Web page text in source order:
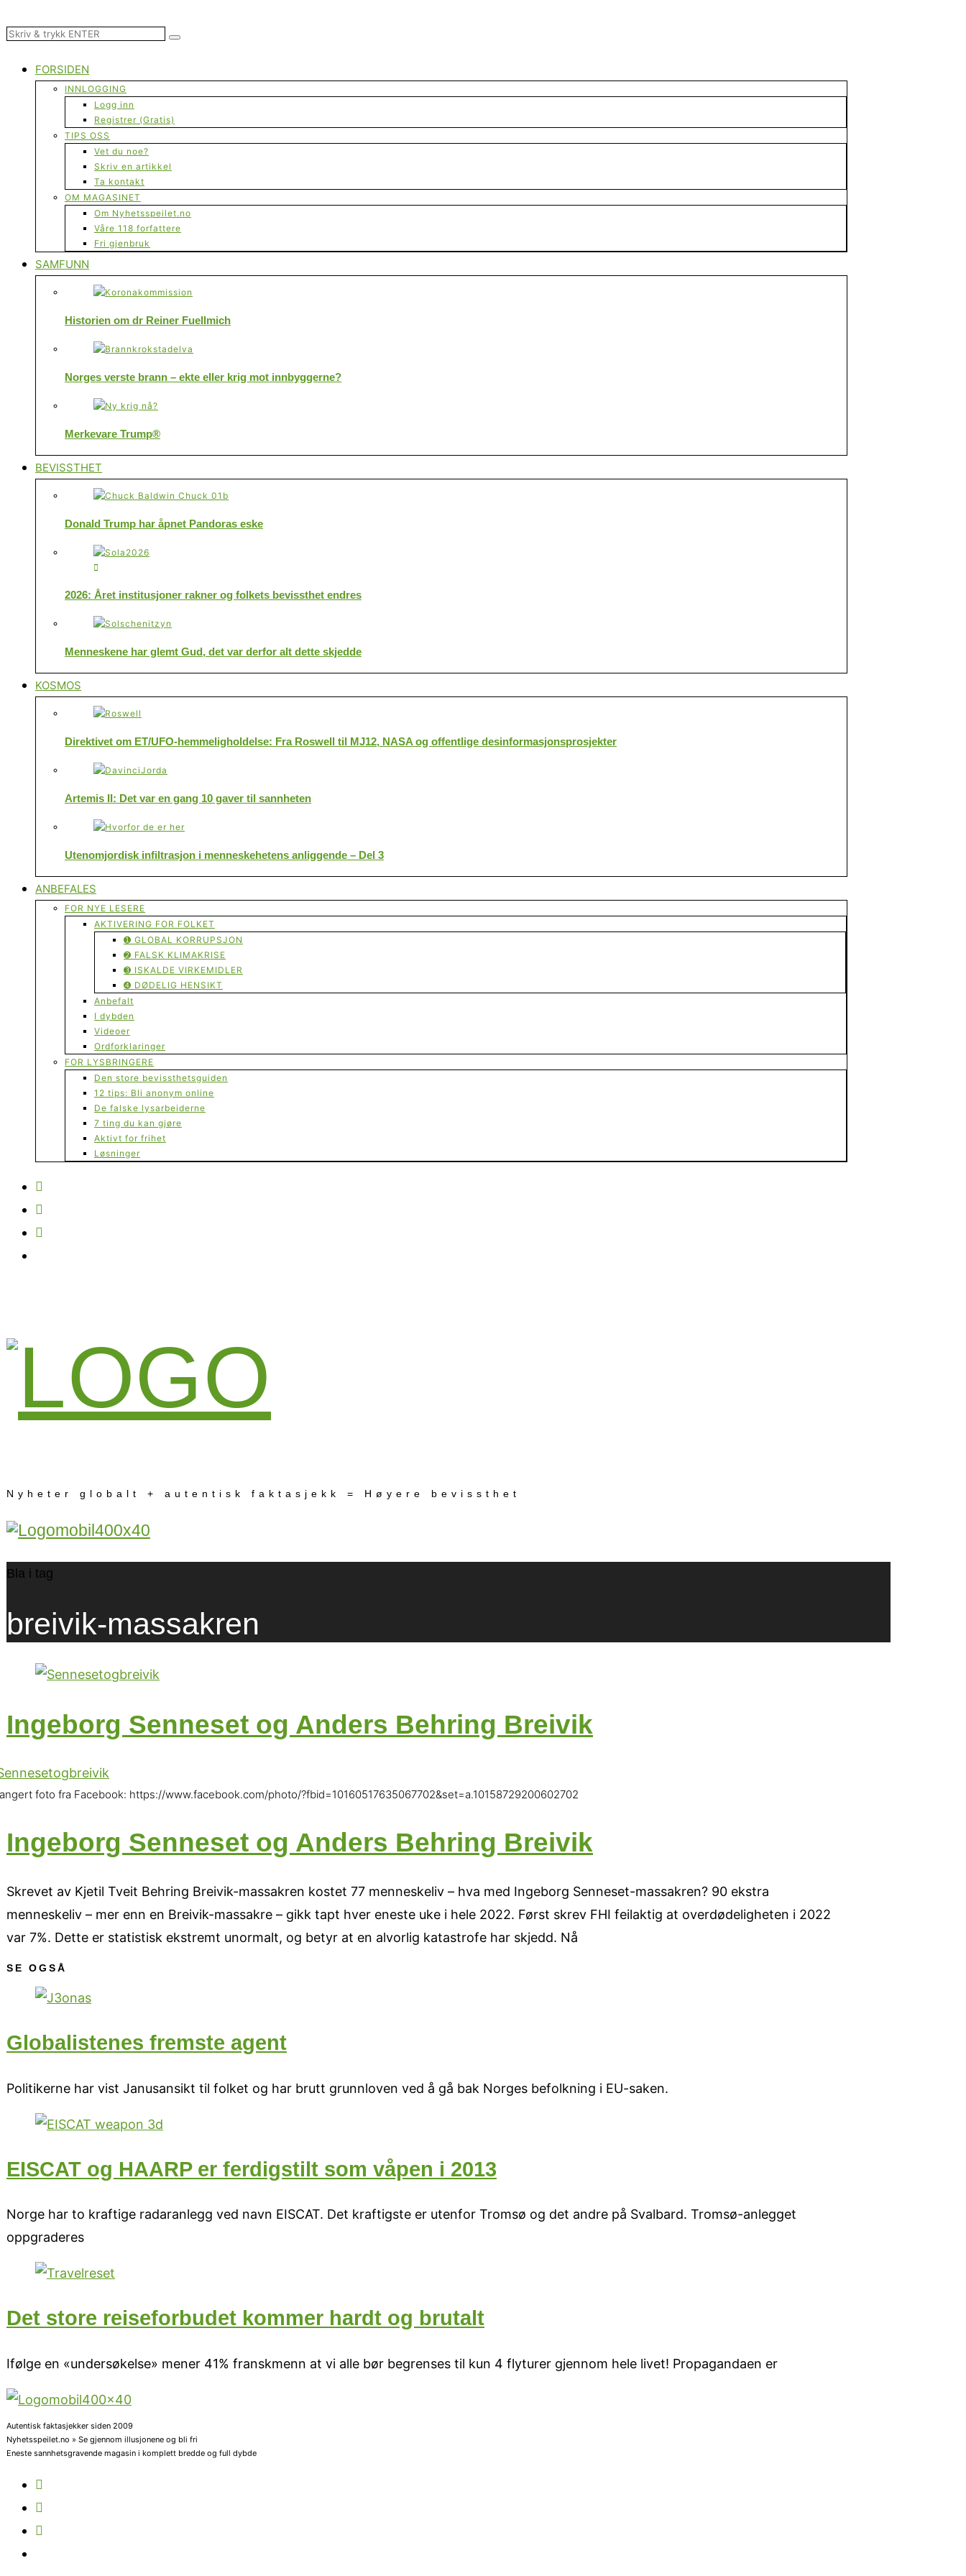
FORSIDEN
INNLOGGING
Logg inn
Registrer (Gratis)
TIPS OSS
Vet du noe?
Skriv en artikkel
Ta kontakt
OM MAGASINET
Om Nyhetsspeilet.no
Våre 118 forfattere
Fri gjenbruk
SAMFUNN
Historien om dr Reiner Fuellmich
Norges verste brann – ekte eller krig mot innbyggerne?
Merkevare Trump®
BEVISSTHET
Donald Trump har åpnet Pandoras eske
2026: Året institusjoner rakner og folkets bevissthet endres
Menneskene har glemt Gud, det var derfor alt dette skjedde
KOSMOS
Direktivet om ET/UFO-hemmeligholdelse: Fra Roswell til MJ12, NASA og offentlige desinformasjonsprosjekter
Artemis II: Det var en gang 10 gaver til sannheten
Utenomjordisk infiltrasjon i menneskehetens anliggende – Del 3
ANBEFALES
FOR NYE LESERE
AKTIVERING FOR FOLKET
➊ GLOBAL KORRUPSJON
➋ FALSK KLIMAKRISE
➌ ISKALDE VIRKEMIDLER
➍ DØDELIG HENSIKT
Anbefalt
I dybden
Videoer
Ordforklaringer
FOR LYSBRINGERE
Den store bevissthetsguiden
12 tips: Bli anonym online
De falske lysarbeiderne
7 ting du kan gjøre
Aktivt for frihet
Løsninger
Nyheter globalt + autentisk faktasjekk = Høyere bevissthet
Bla i tag
breivik-massakren
Ingeborg Senneset og Anders Behring Breivik
foto fra Facebook: https://www.facebook.com/photo/?fbid=10160517635067702&set=a.10158729200602702
Ingeborg Senneset og Anders Behring Breivik
Skrevet av Kjetil Tveit Behring Breivik-massakren kostet 77 menneskeliv – hva med Ingeborg Senneset-massakren? 90 ekstra
menneskeliv – mer enn en Breivik-massakre – gikk tapt hver eneste uke i hele 2022. Først skrev FHI feilaktig at overdødeligheten i 2022
var 7%. Dette er statistisk ekstremt unormalt, og betyr at en alvorlig katastrofe har skjedd. Nå
SE OGSÅ
Globalistenes fremste agent
Politikerne har vist Janusansikt til folket og har brutt grunnloven ved å gå bak Norges befolkning i EU-saken.
EISCAT og HAARP er ferdigstilt som våpen i 2013
Norge har to kraftige radaranlegg ved navn EISCAT. Det kraftigste er utenfor Tromsø og det andre på Svalbard. Tromsø-anlegget
oppgraderes
Det store reiseforbudet kommer hardt og brutalt
Ifølge en «undersøkelse» mener 41% franskmenn at vi alle bør begrenses til kun 4 flyturer gjennom hele livet! Propagandaen er
Autentisk faktasjekker siden 2009
Nyhetsspeilet.no » Se gjennom illusjonene og bli fri
Eneste sannhetsgravende magasin i komplett bredde og full dybde